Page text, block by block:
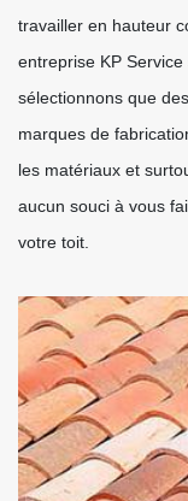
travailler en hauteur
entreprise KP
sélectionnons que
marques de
les matériaux et
aucun souci à vous
votre toit.